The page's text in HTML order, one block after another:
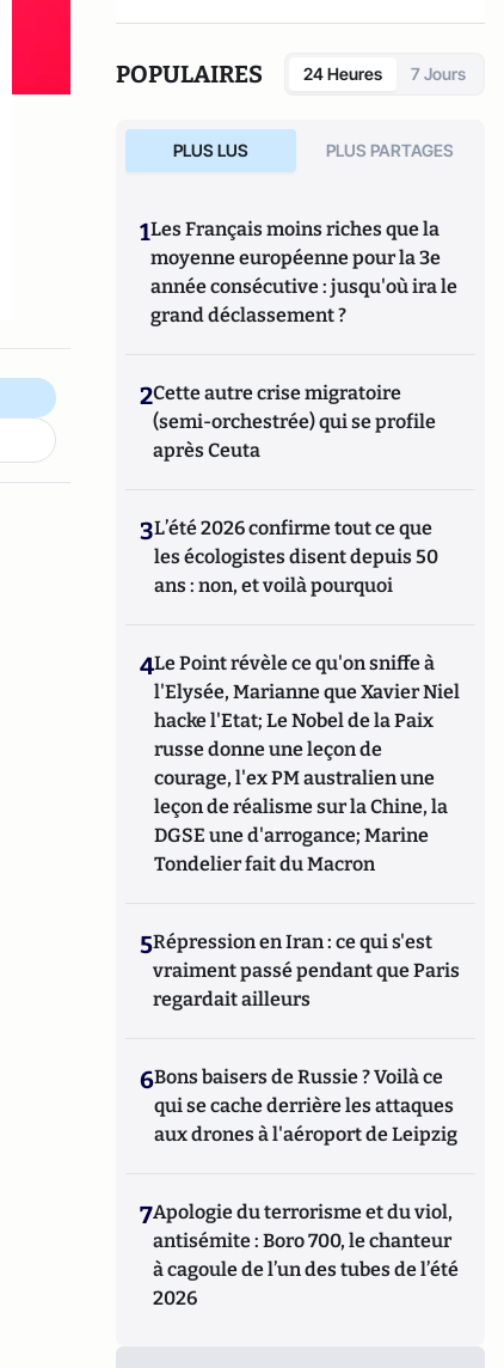
POPULAIRES 24 Heures 7 Jours
PLUS LUS PLUS PARTAGES
1Les Français moins riches que la
moyenne européenne pour la 3e
année consécutive : jusqu'où ira le
grand déclassement ?
2Cette autre crise migratoire
(semi-orchestrée) qui se profile
après Ceuta
3L’été 2026 confirme tout ce que
les écologistes disent depuis 50
ans : non, et voilà pourquoi
4Le Point révèle ce qu'on sniffe à
l'Elysée, Marianne que Xavier Niel
hacke l'Etat; Le Nobel de la Paix
russe donne une leçon de
courage, l'ex PM australien une
leçon de réalisme sur la Chine, la
DGSE une d'arrogance; Marine
Tondelier fait du Macron
5Répression en Iran : ce qui s'est
vraiment passé pendant que Paris
regardait ailleurs
6Bons baisers de Russie ? Voilà ce
qui se cache derrière les attaques
aux drones à l'aéroport de Leipzig
7Apologie du terrorisme et du viol,
antisémite : Boro 700, le chanteur
à cagoule de l’un des tubes de l’été
2026